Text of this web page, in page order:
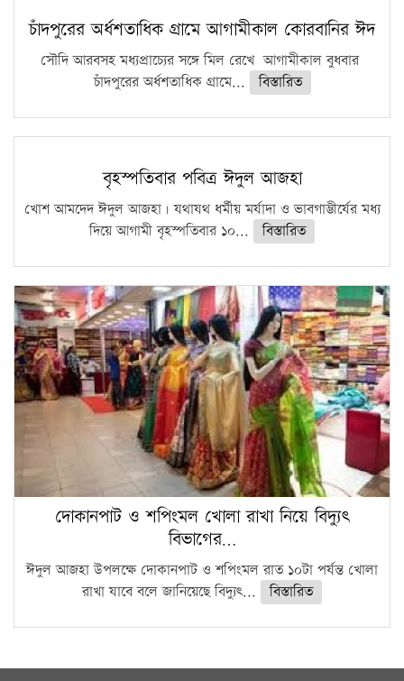
চাঁদপুরের অর্ধশতাধিক গ্রামে আগামীকাল কোরবানির ঈদ
সৌদি আরবসহ মধ্যপ্রাচ্যের সঙ্গে মিল রেখে আগামীকাল বুধবার
চাঁদপুরের অর্ধশতাধিক গ্রামে...
বিস্তারিত
বৃহস্পতিবার পবিত্র ঈদুল আজহা
খোশ আমদেদ ঈদুল আজহা। যথাযথ ধর্মীয় মর্যাদা ও ভাবগাম্ভীর্যের মধ্য
দিয়ে আগামী বৃহস্পতিবার ১০...
বিস্তারিত
দোকানপাট ও শপিংমল খোলা রাখা নিয়ে বিদ্যুৎ
বিভাগের…
ঈদুল আজহা উপলক্ষে দোকানপাট ও শপিংমল রাত ১০টা পর্যন্ত খোলা
রাখা যাবে বলে জানিয়েছে বিদ্যুৎ...
বিস্তারিত